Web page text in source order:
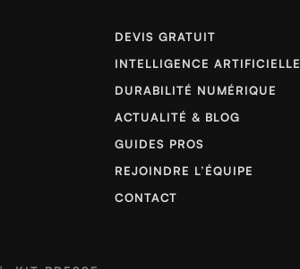
DEVIS GRATUIT
INTELLIGENCE ARTIFICIELLE
DURABILITÉ NUMÉRIQUE
ACTUALITÉ & BLOG
GUIDES PROS
REJOINDRE L’ÉQUIPE
CONTACT